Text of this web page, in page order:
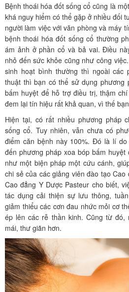
Bệnh thoái hóa đốt sống cổ cũng là
khá nguy hiểm có thể gặp ở nhiều đối
người làm việc với văn phòng và máy
bệnh thoái hóa đốt sống cổ thường
ám ảnh ở phần cổ và bả vai. Điều
nhỏ đến sức khỏe cũng như công
sinh hoạt bình thường thì ngoài các
thuật thì bạn có thể sử dụng phương
bấm huyệt để hỗ trợ điều trị, thậm
đem lại tín hiệu rất khả quan, vì thế
Hiện tại, có rất nhiều phương pháp
sống cổ. Tuy nhiên, vẫn chưa có
điểm căn bệnh này 100%. Đó là lí
đến phương pháp xoa bóp bấm
như một biện pháp một cứu cánh,
chi sẻ của các giảng viên đào tạo
Cao đẳng Y Dược Pasteur cho biết,
tác dụng cải thiện sự lưu thông,
giảm thiểu các cơn đau nhức mỏi cơ
ép lên các rễ thần kinh. Cũng từ đó,
mái, thư giãn hơn.